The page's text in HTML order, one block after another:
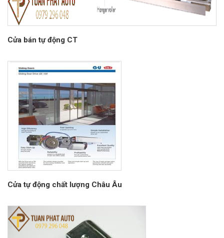
Cửa bán tự động CT
Cửa tự động chất lượng Châu Âu